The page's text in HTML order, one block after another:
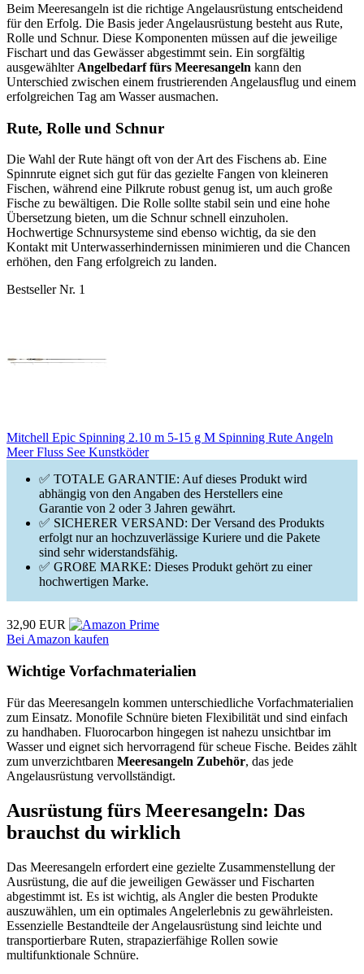
Beim Meeresangeln ist die richtige Angelausrüstung entscheidend
für den Erfolg. Die Basis jeder Angelausrüstung besteht aus Rute,
Rolle und Schnur. Diese Komponenten müssen auf die jeweilige
Fischart und das Gewässer abgestimmt sein. Ein sorgfältig
ausgewählter Angelbedarf fürs Meeresangeln kann den
Unterschied zwischen einem frustrierenden Angelausflug und einem
erfolgreichen Tag am Wasser ausmachen.
Rute, Rolle und Schnur
Die Wahl der Rute hängt oft von der Art des Fischens ab. Eine
Spinnrute eignet sich gut für das gezielte Fangen von kleineren
Fischen, während eine Pilkrute robust genug ist, um auch große
Fische zu bewältigen. Die Rolle sollte stabil sein und eine hohe
Übersetzung bieten, um die Schnur schnell einzuholen.
Hochwertige Schnursysteme sind ebenso wichtig, da sie den
Kontakt mit Unterwasserhindernissen minimieren und die Chancen
erhöhen, den Fang erfolgreich zu landen.
Bestseller Nr. 1
Mitchell Epic Spinning 2.10 m 5-15 g M Spinning Rute Angeln
Meer Fluss See Kunstköder
✅ TOTALE GARANTIE: Auf dieses Produkt wird
abhängig von den Angaben des Herstellers eine
Garantie von 2 oder 3 Jahren gewährt.
✅ SICHERER VERSAND: Der Versand des Produkts
erfolgt nur an hochzuverlässige Kuriere und die Pakete
sind sehr widerstandsfähig.
✅ GROßE MARKE: Dieses Produkt gehört zu einer
hochwertigen Marke.
32,90 EUR
Bei Amazon kaufen
Wichtige Vorfachmaterialien
Für das Meeresangeln kommen unterschiedliche Vorfachmaterialien
zum Einsatz. Monofile Schnüre bieten Flexibilität und sind einfach
zu handhaben. Fluorocarbon hingegen ist nahezu unsichtbar im
Wasser und eignet sich hervorragend für scheue Fische. Beides zählt
zum unverzichtbaren Meeresangeln Zubehör, das jede
Angelausrüstung vervollständigt.
Ausrüstung fürs Meeresangeln: Das
brauchst du wirklich
Das Meeresangeln erfordert eine gezielte Zusammenstellung der
Ausrüstung, die auf die jeweiligen Gewässer und Fischarten
abgestimmt ist. Es ist wichtig, als Angler die besten Produkte
auszuwählen, um ein optimales Angelerlebnis zu gewährleisten.
Essenzielle Bestandteile der Angelausrüstung sind leichte und
transportierbare Ruten, strapazierfähige Rollen sowie
multifunktionale Schnüre.